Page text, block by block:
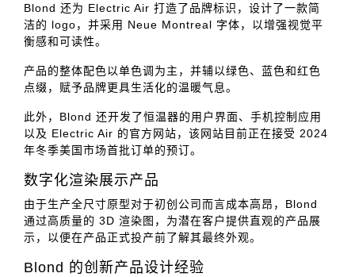
Blond 还为 Electric Air 打造了品牌标识，设计了一款简
洁的 logo，并采用 Neue Montreal 字体，以增强视觉平
衡感和可读性。
产品的整体配色以单色调为主，并辅以绿色、蓝色和红色
点缀，赋予品牌更具生活化的温暖气息。
此外，Blond 还开发了恒温器的用户界面、手机控制应用
以及 Electric Air 的官方网站，该网站目前正在接受 2024
年冬季美国市场首批订单的预订。
数字化渲染展示产品
由于生产全尺寸原型对于初创公司而言成本高昂，Blond
通过高质量的 3D 渲染图，为潜在客户提供直观的产品展
示，以便在产品正式投产前了解其最终外观。
Blond 的创新产品设计经验